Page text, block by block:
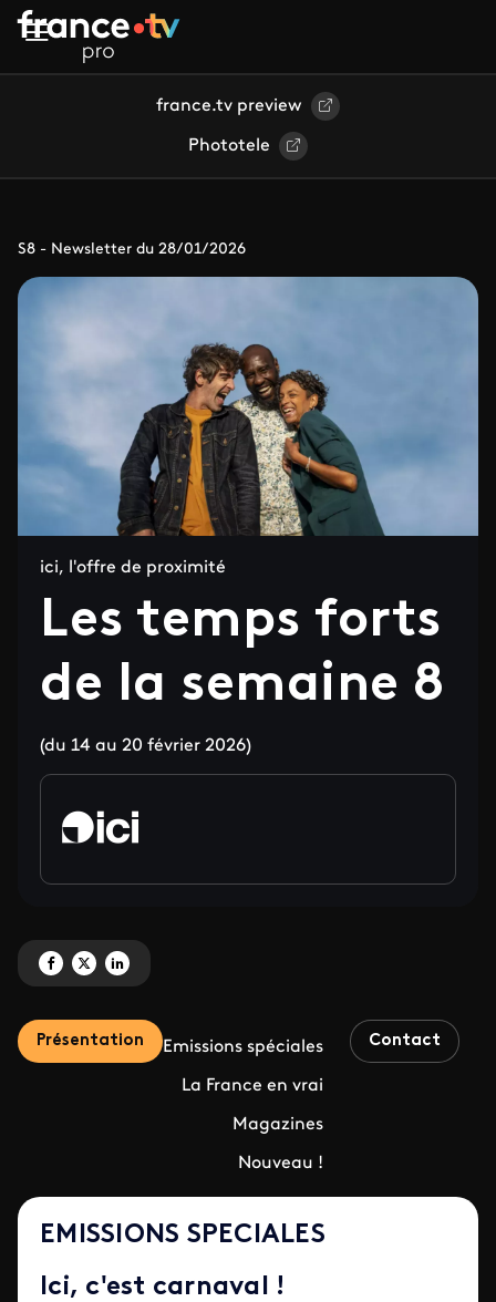
Aller au contenu principal
france.tv preview
Phototele
S8 - Newsletter du 28/01/2026
ici, l'offre de proximité
Les temps forts
de la semaine 8
(du 14 au 20 février 2026)
Partagez 'Les temps forts de la semaine 8' sur Facebook
Partagez 'Les temps forts de la semaine 8' sur X
Partagez 'Les temps forts de la semaine 8' sur LinkedIn
Présentation Emissions spéciales
La France en vrai
Magazines
Nouveau !
Contact
EMISSIONS SPECIALES
Ici, c'est carnaval !